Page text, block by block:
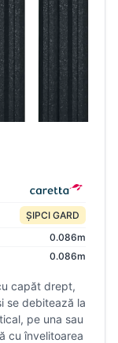
ȘIPCI GARD
0.086m
0.086m
capăt drept,
se debitează la
pe una sau
cu învelitoarea